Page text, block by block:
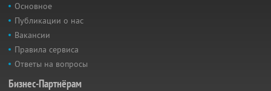
Основное
Публикации о нас
Вакансии
Правила сервиса
Ответы на вопросы
Бизнес-Партнёрам